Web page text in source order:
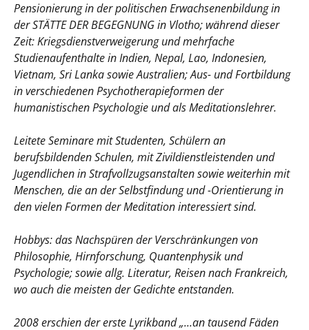
Pensionierung in der politischen Erwachsenenbildung in
der STÄTTE DER BEGEGNUNG in Vlotho; während dieser
Zeit: Kriegsdienstverweigerung und mehrfache
Studienaufenthalte in Indien, Nepal, Lao, Indonesien,
Vietnam, Sri Lanka sowie Australien; Aus- und Fortbildung
in verschiedenen Psychotherapieformen der
humanistischen Psychologie und als Meditationslehrer.
Leitete Seminare mit Studenten, Schülern an
berufsbildenden Schulen, mit Zivildienstleistenden und
Jugendlichen in Strafvollzugsanstalten sowie weiterhin mit
Menschen, die an der Selbstfindung und -Orientierung in
den vielen Formen der Meditation interessiert sind.
Hobbys: das Nachspüren der Verschränkungen von
Philosophie, Hirnforschung, Quantenphysik und
Psychologie; sowie allg. Literatur, Reisen nach Frankreich,
wo auch die meisten der Gedichte entstanden.
2008 erschien der erste Lyrikband „...an tausend Fäden